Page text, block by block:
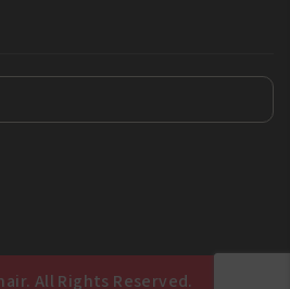
All Rights Reserved.